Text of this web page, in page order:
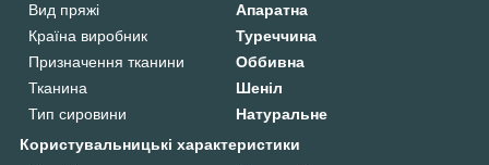
Вид пряжі
Апаратна
Країна виробник
Туреччина
Призначення тканини
Оббивна
Тканина
Шеніл
Тип сировини
Натуральне
Користувальницькі характеристики